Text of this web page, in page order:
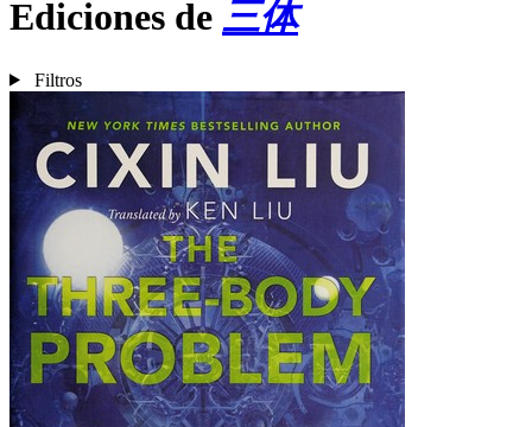
Ediciones de 三体
Filtros